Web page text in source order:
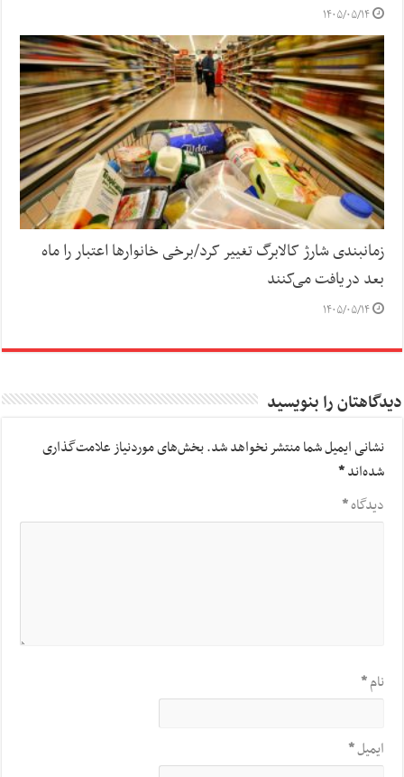
۱۴۰۵/۰۵/۱۴
زمانبندی شارژ کالابرگ تغییر کرد/برخی خانوارها اعتبار را ماه
بعد دریافت می‌کنند
۱۴۰۵/۰۵/۱۴
دیدگاهتان را بنویسید
نشانی ایمیل شما منتشر نخواهد شد.بخش‌های موردنیاز علامت‌گذاری
شده‌اند*
دیدگاه*
نام*
ایمیل*